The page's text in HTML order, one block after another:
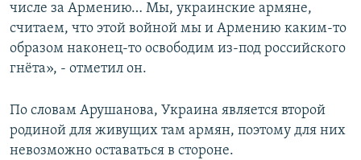
числе за Армению… Мы, украинские армяне,
считаем, что этой войной мы и Армению каким-то
образом наконец-то освободим из-под российского
гнёта», - отметил он.
По словам Арушанова, Украина является второй
родиной для живущих там армян, поэтому для них
невозможно оставаться в стороне.